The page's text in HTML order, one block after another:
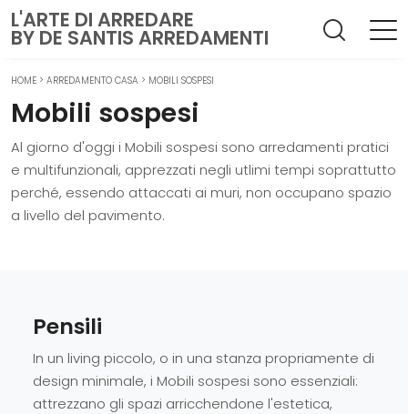
L'ARTE DI ARREDARE
BY DE SANTIS ARREDAMENTI
HOME > ARREDAMENTO CASA > MOBILI SOSPESI
Mobili sospesi
Al giorno d'oggi i Mobili sospesi sono arredamenti pratici
e multifunzionali, apprezzati negli utlimi tempi soprattutto
perché, essendo attaccati ai muri, non occupano spazio
a livello del pavimento.
Pensili
In un living piccolo, o in una stanza propriamente di
design minimale, i Mobili sospesi sono essenziali:
attrezzano gli spazi arricchendone l'estetica,